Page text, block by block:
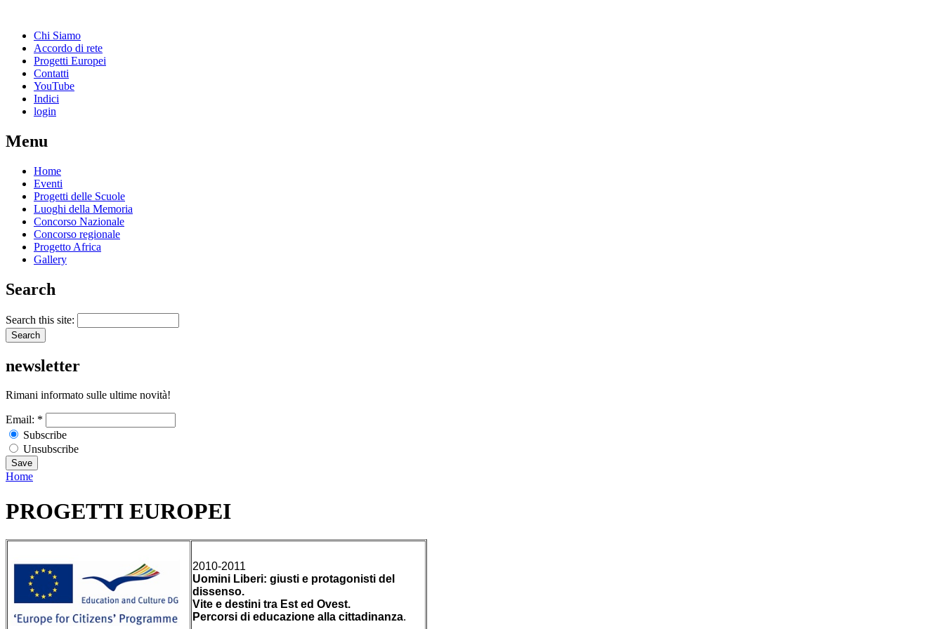
Chi Siamo
Accordo di rete
Progetti Europei
Contatti
YouTube
Indici
login
Menu
Home
Eventi
Progetti delle Scuole
Luoghi della Memoria
Concorso Nazionale
Concorso regionale
Progetto Africa
Gallery
Search
Search this site:
newsletter
Rimani informato sulle ultime novità!
Email: *
Subscribe
Unsubscribe
Home
PROGETTI EUROPEI
2010-2011
Uomini Liberi: giusti e protagonisti del
dissenso.
Vite e destini tra Est ed Ovest.
Percorsi di educazione alla cittadinanza.